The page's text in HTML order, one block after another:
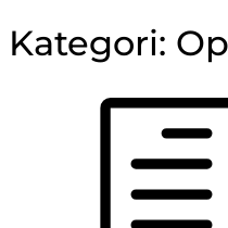
Kategori: